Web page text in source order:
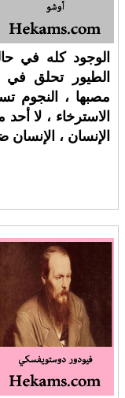
الوجود كله في
الطيور تحلق في
مصبها ، النجوم
الاسترخاء ، لا
الإنسان ،